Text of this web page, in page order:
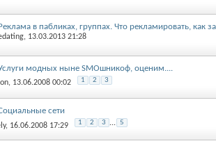
в пабликах, группах. Что рекламировать, как
, 13.03.2013 21:28
модных ныне SMOшникоф, оценим....
, 13.06.2008 00:02 1 2 3
сети
, 16.06.2008 17:29 1 2 3 ... 5